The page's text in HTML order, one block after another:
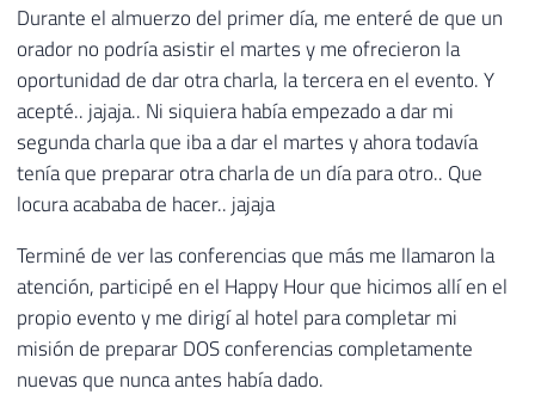
Durante el almuerzo del primer día, me enteré de que un
orador no podría asistir el martes y me ofrecieron la
oportunidad de dar otra charla, la tercera en el evento. Y
acepté.. jajaja.. Ni siquiera había empezado a dar mi
segunda charla que iba a dar el martes y ahora todavía
tenía que preparar otra charla de un día para otro.. Que
locura acababa de hacer.. jajaja
Terminé de ver las conferencias que más me llamaron la
atención, participé en el Happy Hour que hicimos allí en el
propio evento y me dirigí al hotel para completar mi
misión de preparar DOS conferencias completamente
nuevas que nunca antes había dado.